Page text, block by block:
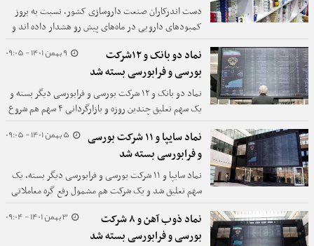
دست اندرکاران صنعت داروسازی کشور، نسبت به بروز
کمبودهای دارویی در ماه‌های پیش رو هشدار داده اند و
به نظر می‌رسد اگر دولت نخواهد اقدامی صورت دهد،
دوباره بحران کمبود آنتی بیوتیک تکرار شود.
9 بهمن 1401 - 09:05
نماد دو بانک و ۱۲شرکت
بورسی و فرابورسی بسته شد
نماد دو بانک و ۱۲ شرکت بورسی و فرابورسی دیگر بسته و
یک سهم تعلیق چندین روزه و بازارگردانی ۴ سهم هم شروع
شد و آمار ابطالی هم افزایش یافت.
5 بهمن 1401 - 09:05
نماد سایپا و ۱۱ شرکت بورسی
و فرابورسی بسته شد
نماد سایپا و ۱۱ شرکت بورسی و فرابورسی دیگر بسته، یک
سهم تعلیق شد و یک شرکت هم مشمول رفع گره معاملاتی
است.
3 بهمن 1401 - 09:04
نماد ذوب آهن و ۸ شرکت
بورسی و فرابورسی بسته شد